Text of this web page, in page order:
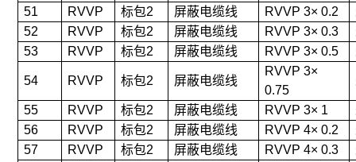
51 RVVP 标包2 屏蔽电缆线 RVVP 3× 0.2
52
RVVP 标包2 屏蔽电缆线 RVVP 3× 0.3
53
RVVP 标包2 屏蔽电缆线 RVVP 3× 0.5
54 RVVP 标包2 屏蔽电缆线
RVVP 3×
0.75
55 RVVP 标包2 屏蔽电缆线 RVVP 3× 1
56
RVVP 标包2 屏蔽电缆线 RVVP 4× 0.2
57
RVVP 标包2 屏蔽电缆线 RVVP 4× 0.3